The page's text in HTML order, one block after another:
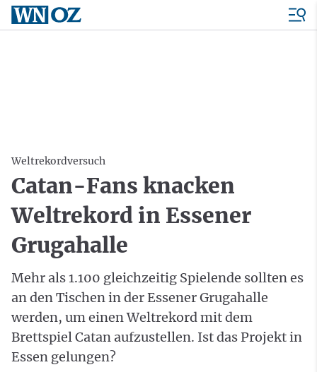
Weltrekordversuch
Catan-Fans knacken
Weltrekord in Essener
Grugahalle
Mehr als 1.100 gleichzeitig Spielende sollten es
an den Tischen in der Essener Grugahalle
werden, um einen Weltrekord mit dem
Brettspiel Catan aufzustellen. Ist das Projekt in
Essen gelungen?